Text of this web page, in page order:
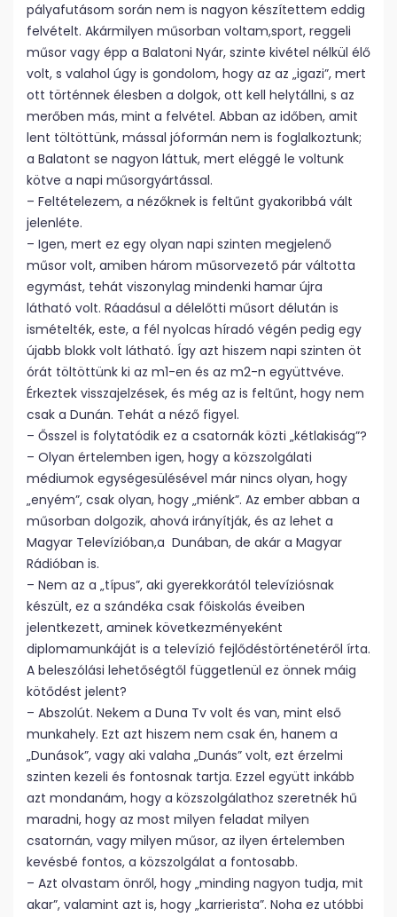
pályafutásom során nem is nagyon készítettem eddig
felvételt. Akármilyen műsorban voltam,sport, reggeli
műsor vagy épp a Balatoni Nyár, szinte kivétel nélkül élő
volt, s valahol úgy is gondolom, hogy az az „igazi”, mert
ott történnek élesben a dolgok, ott kell helytállni, s az
merőben más, mint a felvétel. Abban az időben, amit
lent töltöttünk, mással jóformán nem is foglalkoztunk;
a Balatont se nagyon láttuk, mert eléggé le voltunk
kötve a napi műsorgyártással.
– Feltételezem, a nézőknek is feltűnt gyakoribbá vált
jelenléte.
– Igen, mert ez egy olyan napi szinten megjelenő
műsor volt, amiben három műsorvezető pár váltotta
egymást, tehát viszonylag mindenki hamar újra
látható volt. Ráadásul a délelőtti műsort délután is
ismételték, este, a fél nyolcas híradó végén pedig egy
újabb blokk volt látható. Így azt hiszem napi szinten öt
órát töltöttünk ki az m1-en és az m2-n együttvéve.
Érkeztek visszajelzések, és még az is feltűnt, hogy nem
csak a Dunán. Tehát a néző figyel.
– Ősszel is folytatódik ez a csatornák közti „kétlakiság”?
– Olyan értelemben igen, hogy a közszolgálati
médiumok egységesülésével már nincs olyan, hogy
„enyém”, csak olyan, hogy „miénk”. Az ember abban a
műsorban dolgozik, ahová irányítják, és az lehet a
Magyar Televízióban,a Dunában, de akár a Magyar
Rádióban is.
– Nem az a „típus”, aki gyerekkorától televíziósnak
készült, ez a szándéka csak főiskolás éveiben
jelentkezett, aminek következményeként
diplomamunkáját is a televízió fejlődéstörténetéről írta.
A beleszólási lehetőségtől függetlenül ez önnek máig
kötődést jelent?
– Abszolút. Nekem a Duna Tv volt és van, mint első
munkahely. Ezt azt hiszem nem csak én, hanem a
„Dunások”, vagy aki valaha „Dunás” volt, ezt érzelmi
szinten kezeli és fontosnak tartja. Ezzel együtt inkább
azt mondanám, hogy a közszolgálathoz szeretnék hű
maradni, hogy az most milyen feladat milyen
csatornán, vagy milyen műsor, az ilyen értelemben
kevésbé fontos, a közszolgálat a fontosabb.
– Azt olvastam önről, hogy „minding nagyon tudja, mit
akar”, valamint azt is, hogy „karrierista”. Noha ez utóbbi